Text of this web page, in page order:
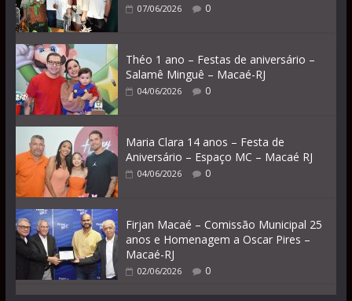
07/06/2026 0
Théo 1 ano – Festas de aniversário –
Salamê Minguê – Macaé-RJ
04/06/2026 0
Maria Clara 14 anos – Festa de
Aniversário – Espaço MC – Macaé RJ
04/06/2026 0
Firjan Macaé – Comissão Municipal 25
anos e Homenagem a Oscar Pires –
Macaé-RJ
02/06/2026 0